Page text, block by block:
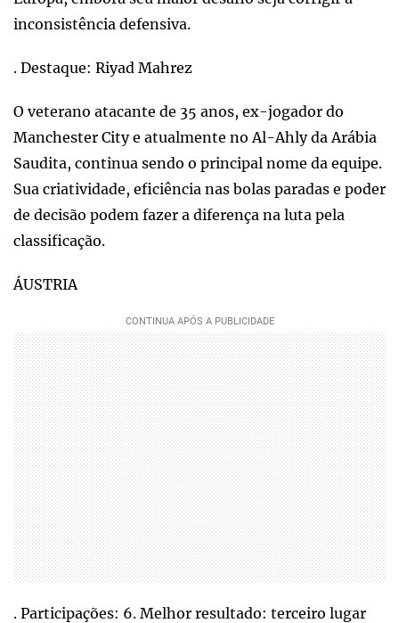
inconsistência defensiva.
. Destaque: Riyad Mahrez
O veterano atacante de 35 anos, ex-jogador do
Manchester City e atualmente no Al-Ahly da Arábia
Saudita, continua sendo o principal nome da equipe.
Sua criatividade, eficiência nas bolas paradas e poder
de decisão podem fazer a diferença na luta pela
classificação.
ÁUSTRIA
. Participações: 6. Melhor resultado: terceiro lugar